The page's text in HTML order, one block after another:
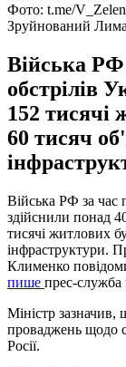
Фото: t.me/
Зруйнований
Війська РФ
обстрілів
152 тисячі
60 тисяч
Війська РФ за час
здійснили понад
тисячі житлових
інфраструктури.
Клименко
пише прес-служба
Міністр зазначив,
проваджень щодо
Росії.